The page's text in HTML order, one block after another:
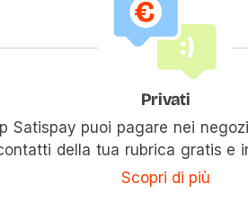
Privati
Satispay puoi pagare nei
della tua rubrica gratis e
Scopri di più